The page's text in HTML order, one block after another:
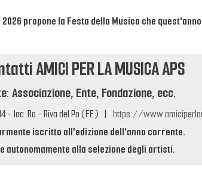
propone la Festa della Musica che
AMICI PER LA MUSICA APS
Associazione, Ente, Fondazione, ecc.
- loc. Ro - Riva del Po (FE) | https://
iscritto all'edizione dell'anno corrente.
autonomamente alla selezione degli artisti.